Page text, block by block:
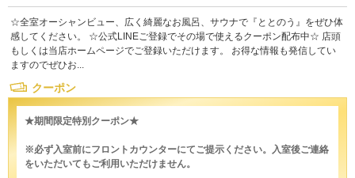
☆全室オーシャンビュー、広く綺麗なお風呂、サウナで『ととのう』をぜひ体
感してください。 ☆公式LINEご登録でその場で使えるクーポン配布中☆ 店頭
もしくは当店ホームページでご登録いただけます。 お得な情報も発信してい
ますのでぜひお...
クーポン
★期間限定特別クーポン★
※必ず入室前にフロントカウンターにてご提示ください。入室後ご連絡
をいただいてもご利用いただけません。